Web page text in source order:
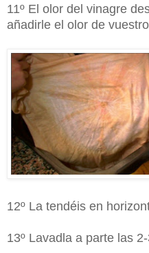
11º El olor del vinagre
añadirle el olor de
12º La tendéis en
13º Lavadla a parte las